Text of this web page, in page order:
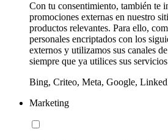
Con tu consentimiento, también te
promociones externas en nuestro
productos relevantes. Para ello,
personales encriptados con los
externos y utilizamos sus canales
siempre que ya utilices sus
Bing, Criteo, Meta, Google,
Marketing